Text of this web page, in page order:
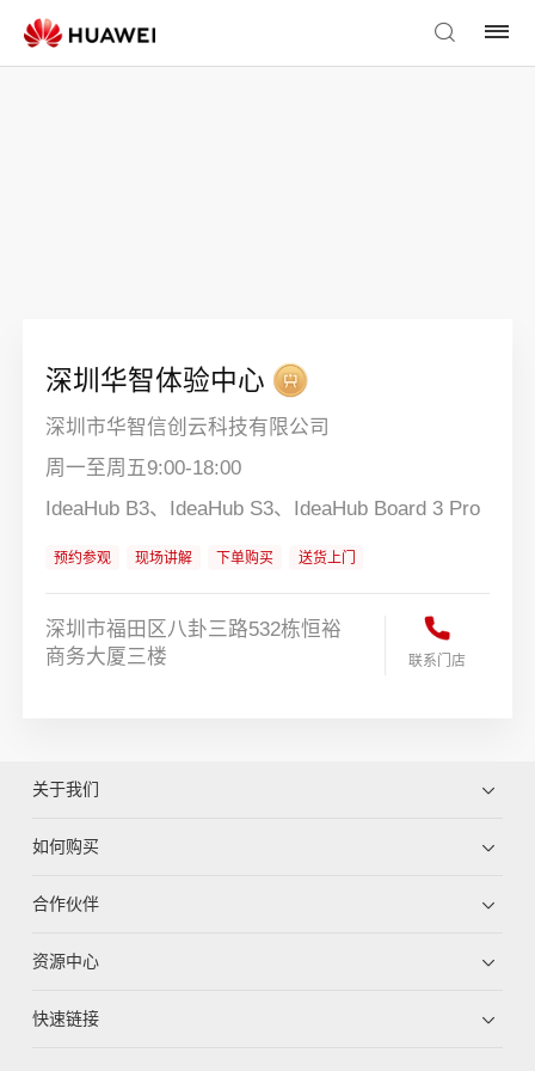
深圳华智体验中心
深圳市华智信创云科技有限公司
周一至周五9:00-18:00
IdeaHub B3、IdeaHub S3、IdeaHub Board 3 Pro
预约参观 现场讲解 下单购买 送货上门
深圳市福田区八卦三路532栋恒裕
商务大厦三楼
联系门店
关于我们
如何购买
合作伙伴
资源中心
快速链接